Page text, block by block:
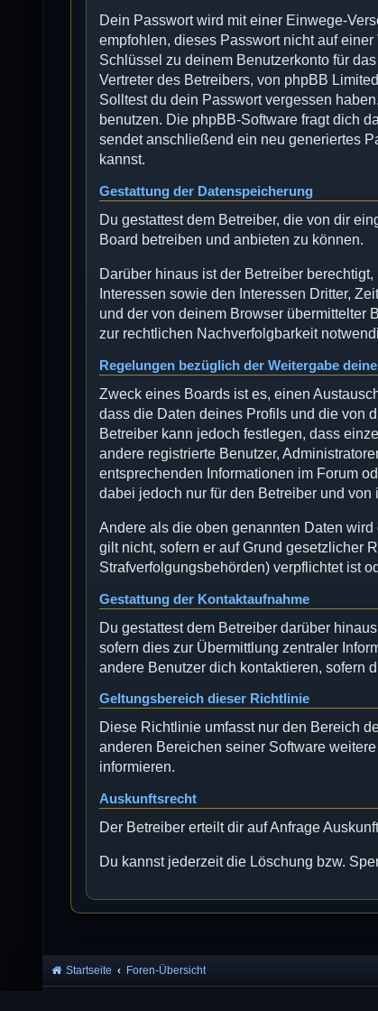
Dein Passwort wird mit einer Einwege-
empfohlen, dieses Passwort nicht auf
Schlüssel zu deinem Benutzerkonto für
Vertreter des Betreibers, von phpBB
Solltest du dein Passwort vergessen
benutzen. Die phpBB-Software fragt dich
sendet anschließend ein neu generiertes
kannst.
Gestattung der Datenspeicherung
Du gestattest dem Betreiber, die von dir
Board betreiben und anbieten zu können.
Darüber hinaus ist der Betreiber
Interessen sowie den Interessen Dritter,
und der von deinem Browser übermittelter
zur rechtlichen Nachverfolgbarkeit
Regelungen bezüglich der Weitergabe
Zweck eines Boards ist es, einen
dass die Daten deines Profils und die von
Betreiber kann jedoch festlegen, dass
andere registrierte Benutzer,
entsprechenden Informationen im Forum
dabei jedoch nur für den Betreiber und
Andere als die oben genannten Daten
gilt nicht, sofern er auf Grund gesetzlicher
Strafverfolgungsbehörden) verpflichtet ist
Gestattung der Kontaktaufnahme
Du gestattest dem Betreiber darüber
sofern dies zur Übermittlung zentraler
andere Benutzer dich kontaktieren, sofern
Geltungsbereich dieser Richtlinie
Diese Richtlinie umfasst nur den Bereich
anderen Bereichen seiner Software
informieren.
Auskunftsrecht
Der Betreiber erteilt dir auf Anfrage
Du kannst jederzeit die Löschung bzw.
Startseite Foren-Übersicht